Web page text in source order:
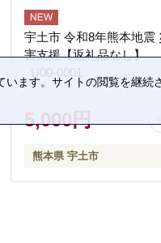
宇土市 令和8年熊本地震
害支援【返礼品なし】
_U00-0001
5,000円
熊本県 宇土市
ます。サイトの閲覧を継続